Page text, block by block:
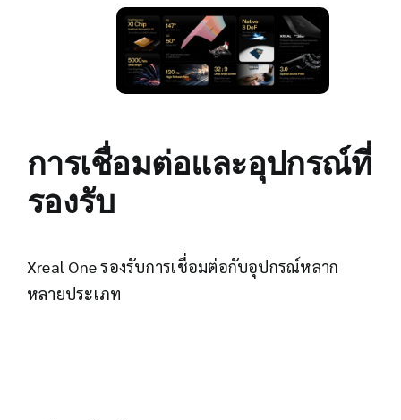
การเชื่อมต่อและอุปกรณ์ที่
รองรับ
Xreal One รองรับการเชื่อมต่อกับอุปกรณ์หลาก
หลายประเภท